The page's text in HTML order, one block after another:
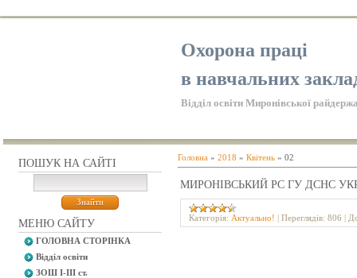
Охорона праці
в навчальних
Відділ освіти Миронівської
ПОШУК НА САЙТІ
МЕНЮ САЙТУ
ГОЛОВНА СТОРІНКА
Відділ освіти
ЗОШ І-ІІІ ст.
Головна » 2018 » Квітень » 02
МИРОНІВСЬКИЙ РС ГУ ДСНС
Категорія: Актуально! | Переглядів: 806 |